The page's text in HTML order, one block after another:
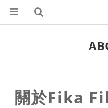
關於Fika